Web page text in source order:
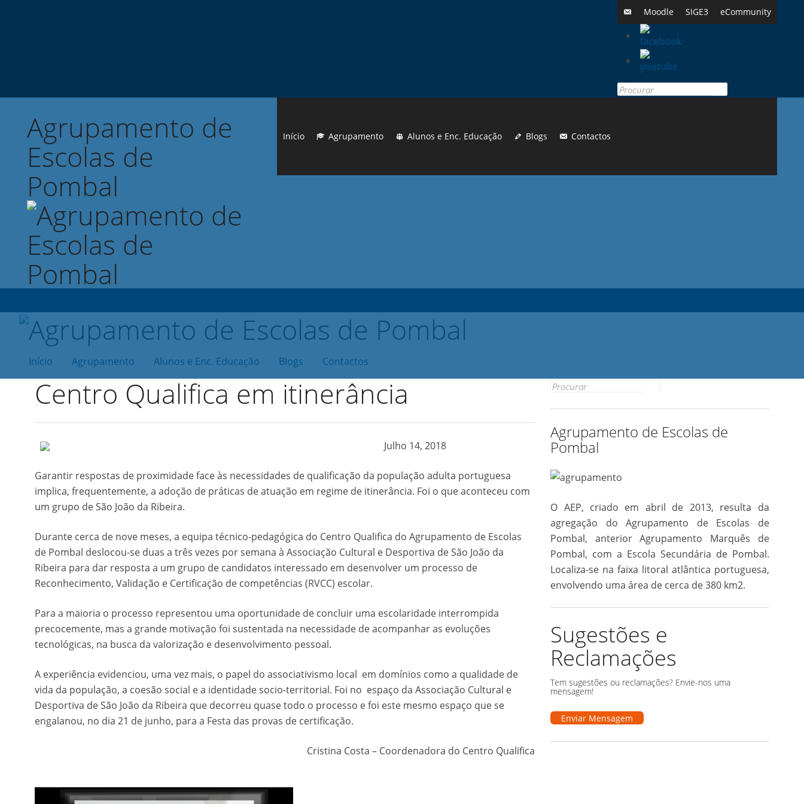
Moodle SIGE3 eCommunity
Search
Agrupamento de
Escolas de
Pombal
Início Agrupamento Alunos e Enc. Educação Blogs Contactos
Início Agrupamento Alunos e Enc. Educação Blogs Contactos
Centro Qualifica em itinerância
Julho 14, 2018
Garantir respostas de proximidade face às necessidades de qualificação da população adulta portuguesa
implica, frequentemente, a adoção de práticas de atuação em regime de itinerância. Foi o que aconteceu com
um grupo de São João da Ribeira.
Durante cerca de nove meses, a equipa técnico-pedagógica do Centro Qualifica do Agrupamento de Escolas
de Pombal deslocou-se duas a três vezes por semana à Associação Cultural e Desportiva de São João da
Ribeira para dar resposta a um grupo de candidatos interessado em desenvolver um processo de
Reconhecimento, Validação e Certificação de competências (RVCC) escolar.
Para a maioria o processo representou uma oportunidade de concluir uma escolaridade interrompida
precocemente, mas a grande motivação foi sustentada na necessidade de acompanhar as evoluções
tecnológicas, na busca da valorização e desenvolvimento pessoal.
A experiência evidenciou, uma vez mais, o papel do associativismo local em domínios como a qualidade de
vida da população, a coesão social e a identidade socio-territorial. Foi no espaço da Associação Cultural e
Desportiva de São João da Ribeira que decorreu quase todo o processo e foi este mesmo espaço que se
engalanou, no dia 21 de junho, para a Festa das provas de certificação.
Cristina Costa – Coordenadora do Centro Qualifica
Search
Agrupamento de Escolas de
Pombal
O AEP, criado em abril de 2013, resulta da
agregação do Agrupamento de Escolas de
Pombal, anterior Agrupamento Marquês de
Pombal, com a Escola Secundária de Pombal.
Localiza-se na faixa litoral atlântica portuguesa,
envolvendo uma área de cerca de 380 km2.
Sugestões e
Reclamações
Tem sugestões ou reclamações? Envie-nos uma
mensagem!
Enviar Mensagem